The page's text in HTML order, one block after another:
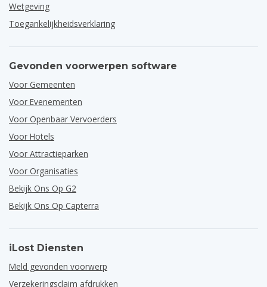
Wetgeving
Toegankelijkheidsverklaring
Gevonden voorwerpen software
Voor Gemeenten
Voor Evenementen
Voor Openbaar Vervoerders
Voor Hotels
Voor Attractieparken
Voor Organisaties
Bekijk Ons Op G2
Bekijk Ons Op Capterra
iLost Diensten
Meld gevonden voorwerp
Verzekeringsclaim afdrukken